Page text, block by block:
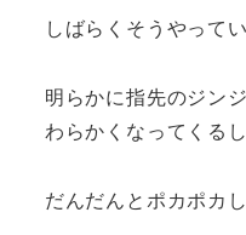
しばらくそうやってい
明らかに指先のジン
わらかくなってくるし
だんだんとポカポカ